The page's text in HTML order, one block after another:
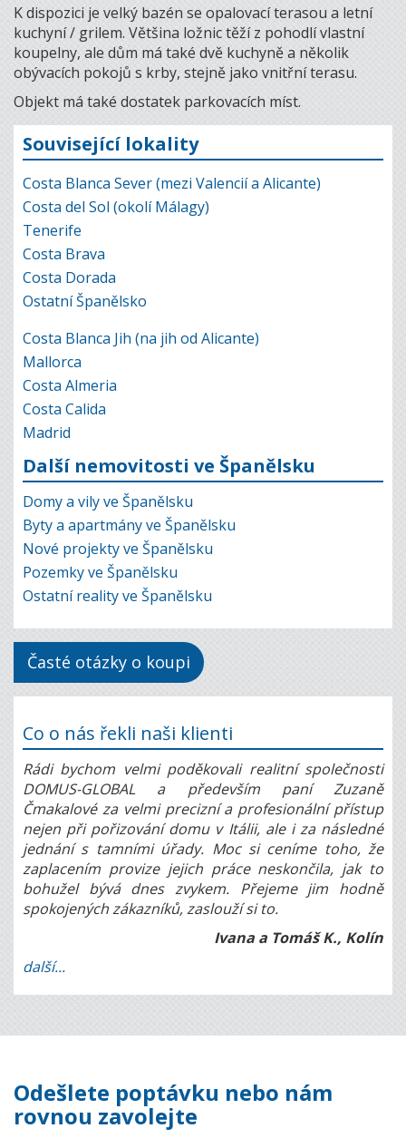
K dispozici je velký bazén se opalovací terasou a letní
kuchyní / grilem. Většina ložnic těží z pohodlí vlastní
koupelny, ale dům má také dvě kuchyně a několik
obývacích pokojů s krby, stejně jako vnitřní terasu.
Objekt má také dostatek parkovacích míst.
Související lokality
Costa Blanca Sever (mezi Valencií a Alicante)
Costa del Sol (okolí Málagy)
Tenerife
Costa Brava
Costa Dorada
Ostatní Španělsko
Costa Blanca Jih (na jih od Alicante)
Mallorca
Costa Almeria
Costa Calida
Madrid
Další nemovitosti ve Španělsku
Domy a vily ve Španělsku
Byty a apartmány ve Španělsku
Nové projekty ve Španělsku
Pozemky ve Španělsku
Ostatní reality ve Španělsku
Časté otázky o koupi
Co o nás řekli naši klienti
Rádi bychom velmi poděkovali realitní společnosti
DOMUS-GLOBAL a především paní Zuzaně
Čmakalové za velmi precizní a profesionální přístup
nejen při pořizování domu v Itálii, ale i za následné
jednání s tamními úřady. Moc si ceníme toho, že
zaplacením provize jejich práce neskončila, jak to
bohužel bývá dnes zvykem. Přejeme jim hodně
spokojených zákazníků, zaslouží si to.
Ivana a Tomáš K., Kolín
další...
Odešlete poptávku nebo nám
rovnou zavolejte